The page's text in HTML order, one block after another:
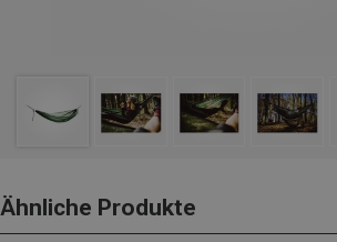
Ähnliche Produkte